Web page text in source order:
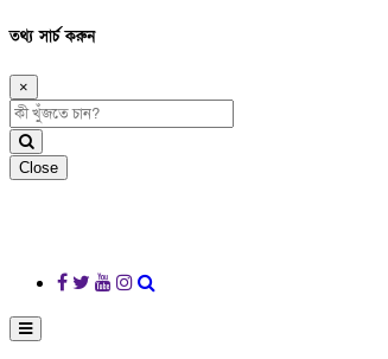
তথ্য সার্চ করুন
×
Close